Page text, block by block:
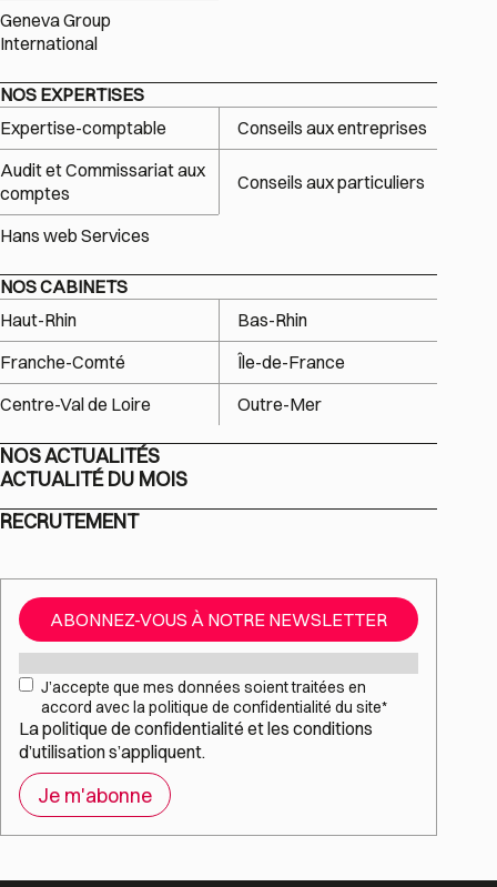
Geneva Group
International
NOS EXPERTISES
Expertise-comptable
Conseils aux entreprises
Audit et Commissariat aux
comptes
Conseils aux particuliers
Hans web Services
NOS CABINETS
Haut-Rhin
Bas-Rhin
Franche-Comté
Île-de-France
Centre-Val de Loire
Outre-Mer
NOS ACTUALITÉS
ACTUALITÉ DU MOIS
RECRUTEMENT
ABONNEZ-VOUS À NOTRE NEWSLETTER
RGPD*
J’accepte que mes données soient traitées en
accord avec la politique de confidentialité du site*
Lapolitique de confidentialité et les conditions
d’utilisations’appliquent.